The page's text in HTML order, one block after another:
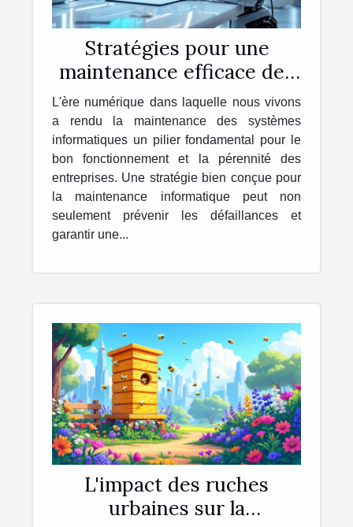
Stratégies pour une
maintenance efficace des
systèmes informatiques
en entreprise
L'ère numérique dans laquelle nous vivons
a rendu la maintenance des systèmes
informatiques un pilier fondamental pour le
bon fonctionnement et la pérennité des
entreprises. Une stratégie bien conçue pour
la maintenance informatique peut non
seulement prévenir les défaillances et
garantir une...
L'impact des ruches
urbaines sur la